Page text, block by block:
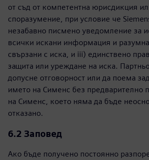
от съд от компетентна юрисдикция
споразумение, при условие че
незабавно писмено уведомление за
всички искани информация и
свързани с иска, и iii) единствено
защита или уреждане на иска.
допусне отговорност или да поема
името на Сименс без предварително
на Сименс, което няма да бъде
отказано.
6.2 Заповед
Ако бъде получено постоянно